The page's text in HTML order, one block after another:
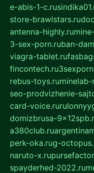
e-abis-1-c.ru
store-brawlstars.ru
antenna-highly.ru
3-sex-porn.ruban-
viagra-tablet.ru
fincontech.ru
rebus-toys.ruminelab-
seo-prodvizhenie-
card-voice.ru
domizbrusa-
a380club.ru
perk-oka.rug-
naruto-x.ru
spayderhed-2022.ru